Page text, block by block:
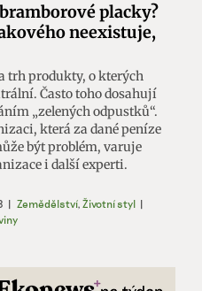
placky?
neexistuje,
trh produkty, o kterých
Často toho dosahují
„zelených odpustků“.
která za dané peníze
být problém, varuje
i další experti.
| Zemědělství, Životní styl |